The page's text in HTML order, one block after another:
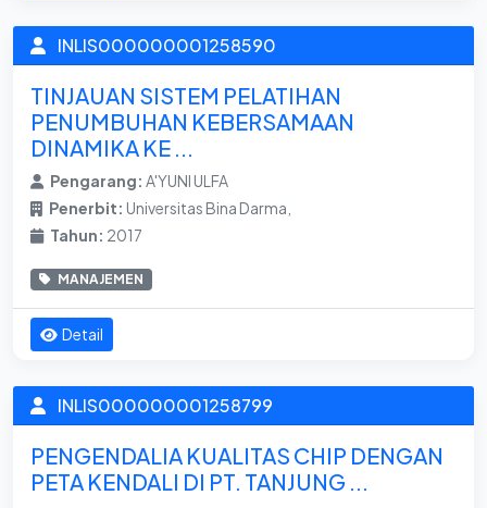
INLIS000000001258590
TINJAUAN SISTEM PELATIHAN
PENUMBUHAN KEBERSAMAAN
DINAMIKA KE ...
Pengarang: A'YUNI ULFA
Penerbit: Universitas Bina Darma,
Tahun: 2017
MANAJEMEN
Detail
INLIS000000001258799
PENGENDALIA KUALITAS CHIP DENGAN
PETA KENDALI DI PT. TANJUNG ...